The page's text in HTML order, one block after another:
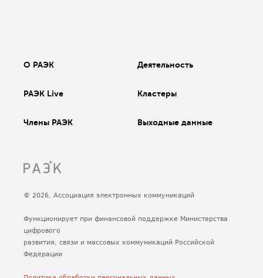
О РАЭК Деятельность
РАЭК Live Кластеры
Члены РАЭК Выходные данные
© 2026, Ассоциация электронных коммуникаций
Функционирует при финансовой поддержке Министерства
цифрового
развития, связи и массовых коммуникаций Российской
Федерации